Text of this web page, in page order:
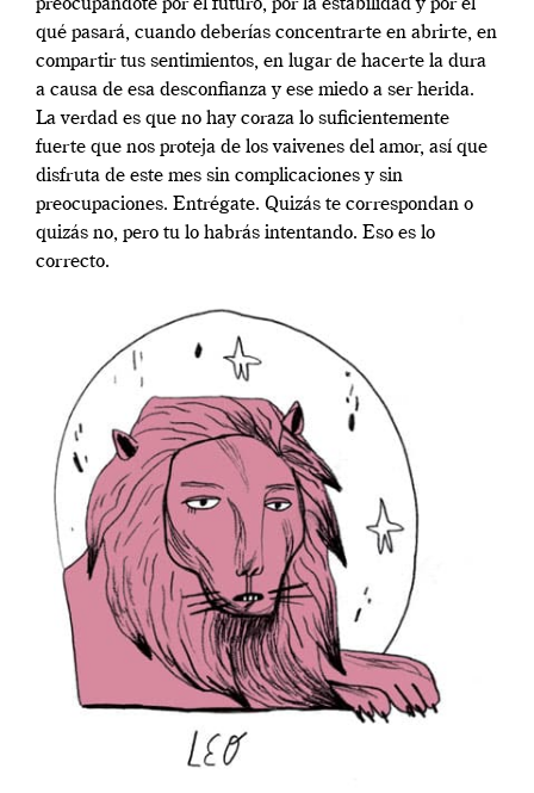
preocupándote por el futuro, por la estabilidad y por el
qué pasará, cuando deberías concentrarte en abrirte, en
compartir tus sentimientos, en lugar de hacerte la dura
a causa de esa desconfianza y ese miedo a ser herida.
La verdad es que no hay coraza lo suficientemente
fuerte que nos proteja de los vaivenes del amor, así que
disfruta de este mes sin complicaciones y sin
preocupaciones. Entrégate. Quizás te correspondan o
quizás no, pero tu lo habrás intentando. Eso es lo
correcto.